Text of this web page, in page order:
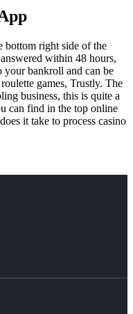
bottom right side of the
within 48 hours,
your bankroll and can be
games, Trustly. The
business, this is quite a
can find in the top online
it take to process casino